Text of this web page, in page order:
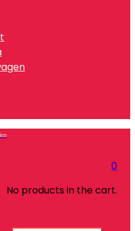
0
No products in the cart.